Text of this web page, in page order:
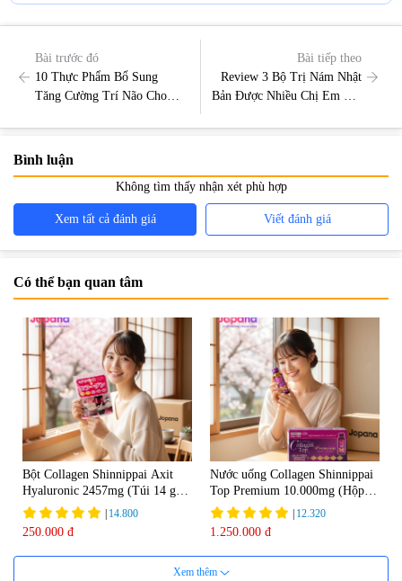
Bài trước đó
10 Thực Phẩm Bổ Sung
Tăng Cường Trí Não Cho
Bài tiếp theo
Review 3 Bộ Trị Nám Nhật
Bản Được Nhiều Chị Em Tin
Bình luận
Không tìm thấy nhận xét phù hợp
Xem tất cả đánh giá Viết đánh giá
Có thể bạn quan tâm
Bột Collagen Shinnippai Axit
Hyaluronic 2457mg (Túi 14 gói
x 3g) - Date 04/2027
| 14.800
250.000 đ
Nước uống Collagen Shinnippai
Top Premium 10.000mg (Hộp
10 chai x 50ml)
| 12.320
1.250.000 đ
Xem thêm